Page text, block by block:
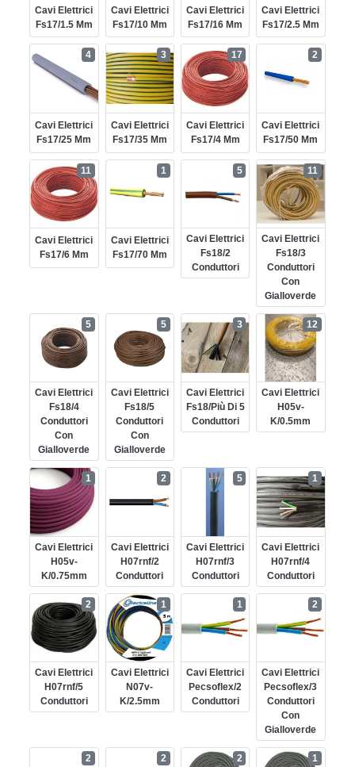
Cavi Elettrici
Fs17/1.5 Mm
Cavi Elettrici
Fs17/10 Mm
Cavi Elettrici
Fs17/16 Mm
Cavi Elettrici
Fs17/2.5 Mm
Cavi Elettrici
Fs17/25 Mm
4
Cavi Elettrici
Fs17/35 Mm
3
Cavi Elettrici
Fs17/4 Mm
17
Cavi Elettrici
Fs17/50 Mm
2
Cavi Elettrici
Fs17/6 Mm
11
Cavi Elettrici
Fs17/70 Mm
1
Cavi Elettrici
Fs18/2
Conduttori
5
Cavi Elettrici
Fs18/3
Conduttori
Con
Gialloverde
11
Cavi Elettrici
Fs18/4
Conduttori
Con
Gialloverde
5
Cavi Elettrici
Fs18/5
Conduttori
Con
Gialloverde
5
Cavi Elettrici
Fs18/più Di 5
Conduttori
3
Cavi Elettrici
H05v-
K/0.5mm
12
Cavi Elettrici
H05v-
K/0.75mm
1
Cavi Elettrici
H07rnf/2
Conduttori
2
Cavi Elettrici
H07rnf/3
Conduttori
5
Cavi Elettrici
H07rnf/4
Conduttori
1
Cavi Elettrici
H07rnf/5
Conduttori
2
Cavi Elettrici
N07v-
K/2.5mm
1
Cavi Elettrici
Pecsoflex/2
Conduttori
1
Cavi Elettrici
Pecsoflex/3
Conduttori
Con
Gialloverde
2
2 2 2 1